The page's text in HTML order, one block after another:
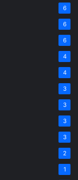
6
6
6
4
4
3
3
3
3
2
1